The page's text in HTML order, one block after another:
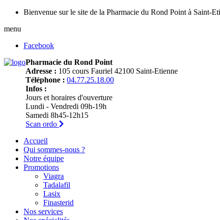
Bienvenue sur le site de la Pharmacie du Rond Point à Saint-
menu
Facebook
Pharmacie du Rond Point
Adresse : 105 cours Fauriel 42100 Saint-Etienne
Téléphone : 04.77.25.18.00
Infos :
Jours et horaires d'ouverture
Lundi - Vendredi 09h-19h
Samedi 8h45-12h15
Scan ordo
Accueil
Qui sommes-nous ?
Notre équipe
Promotions
Viagra
Tadalafil
Lasix
Finasterid
Nos services